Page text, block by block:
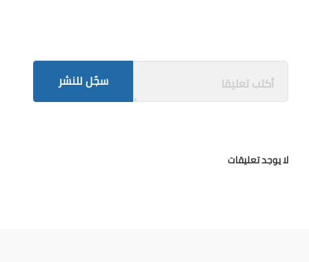
سجّل للنشر
لا يوجد تعليقات